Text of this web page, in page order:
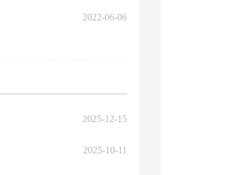
2022-06-06
2025-12-15
2025-10-11